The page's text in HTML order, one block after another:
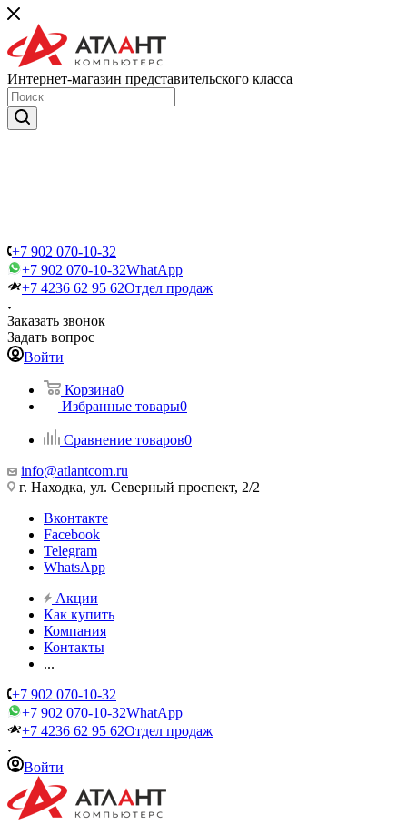
Интернет-магазин представительского класса
+7 902 070-10-32
+7 902 070-10-32WhatApp
+7 4236 62 95 62Отдел продаж
Заказать звонок
Задать вопрос
Войти
Корзина0
Избранные товары0
Сравнение товаров0
info@atlantcom.ru
г. Находка, ул. Северный проспект, 2/2
Вконтакте
Facebook
Telegram
WhatsApp
Акции
Как купить
Компания
Контакты
...
+7 902 070-10-32
+7 902 070-10-32WhatApp
+7 4236 62 95 62Отдел продаж
Войти